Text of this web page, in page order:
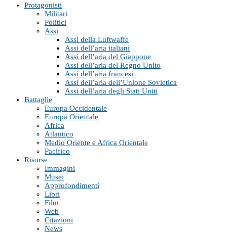
Protagonisti
Militari
Politici
Assi
Assi della Luftwaffe
Assi dell’aria italiani
Assi dell’aria del Giappone
Assi dell’aria del Regno Unito
Assi dell’aria francesi
Assi dell’aria dell’Unione Sovietica
Assi dell’aria degli Stati Uniti
Battaglie
Europa Occidentale
Europa Orientale
Africa
Atlantico
Medio Oriente e Africa Orientale
Pacifico
Risorse
Immagini
Musei
Approfondimenti
Libri
Film
Web
Citazioni
News